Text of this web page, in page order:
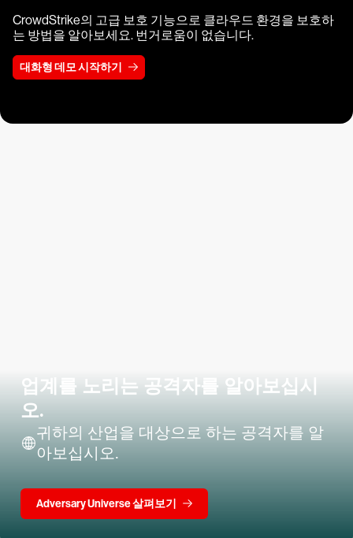
CrowdStrike의 고급 보호 기능으로 클라우드 환경을 보호하
는 방법을 알아보세요. 번거로움이 없습니다.
대화형 데모 시작하기
업계를 노리는 공격자를 알아보십시
오.
귀하의 산업을 대상으로 하는 공격자를 알
아보십시오.
Adversary Universe 살펴보기